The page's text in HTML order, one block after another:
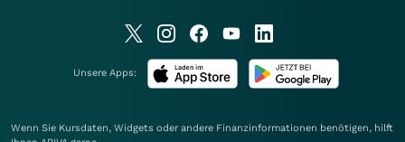
Unsere Apps:
Wenn Sie Kursdaten, Widgets oder andere Finanzinformationen benötigen, hilft